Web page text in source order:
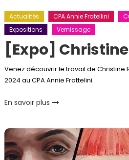
Actualités CPA Annie Fratellini
Expositions
Vernissage
[Expo]
Venez découvrir le travail de Christine
2024 au CPA Annie Frattelini.
En savoir plus